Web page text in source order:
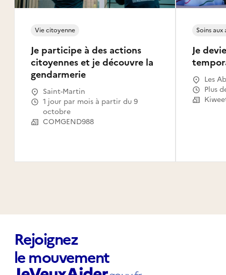
Je participe à des actions
citoyennes et je découvre la
gendarmerie
Vie citoyenne
Saint-Martin
1 jour par mois à partir du 9
octobre
COMGEND988
Je
Soins aux
Les
Le
Plus
Rejoignez
le mouvement